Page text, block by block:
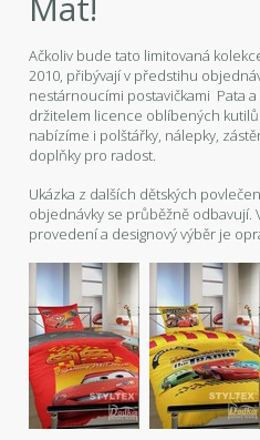
Ačkoliv bude tato limitovaná
2010, přibývají v předstihu
nestárnoucími postavičkami Pata
držitelem licence oblíbených
nabízíme i polštářky, nálepky,
doplňky pro radost.
Ukázka z dalších dětských
objednávky se průběžně odbavují.
provedení a designový výběr je